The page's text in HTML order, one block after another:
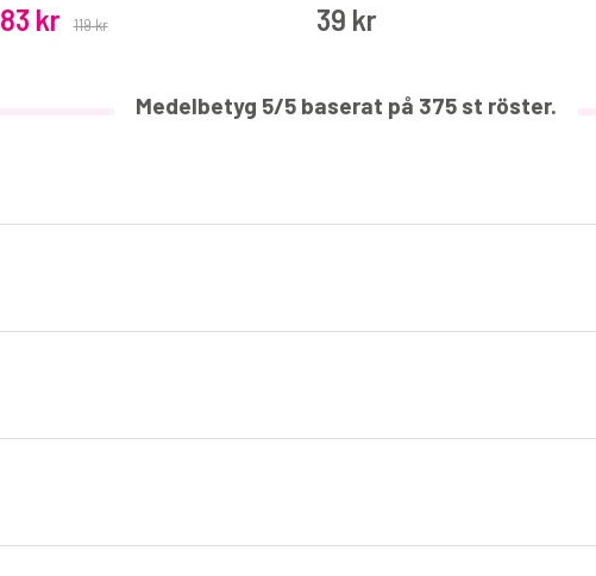
39 kr
83 kr 119 kr 39 kr
Medelbetyg 5/5 baserat på 375 st röster.